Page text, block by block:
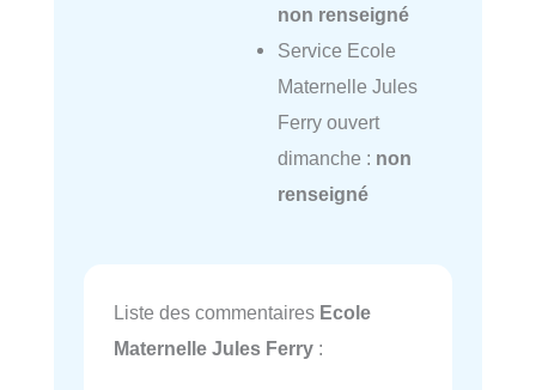
non renseigné
Service Ecole
Maternelle Jules
Ferry ouvert
dimanche : non
renseigné
Liste des commentaires Ecole
Maternelle Jules Ferry :